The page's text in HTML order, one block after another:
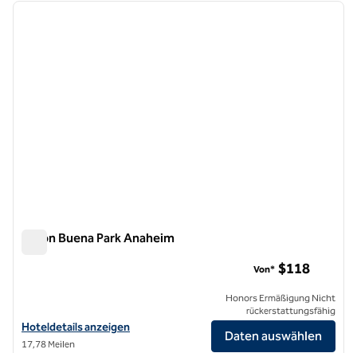
1 von 12
Hilton Buena Park Anaheim
Hoteldetails für das Hilton Buena Park Anaheim anzeigen
Hoteldetails anzeigen
17,78 Meilen
Von* $118
Honors Ermäßigung Nicht
rückerstattungsfähig
Daten auswählen